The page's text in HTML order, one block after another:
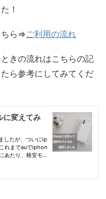
！
ちら⇒ご利用の流れ
きの流れはこちらの記
ら参考にしてみてくだ